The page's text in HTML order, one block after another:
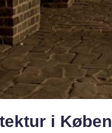
i